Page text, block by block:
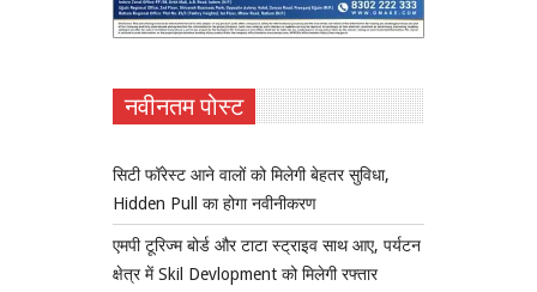
नवीनतम पोस्ट
सिटी फॉरेस्ट आने वालों को मिलेगी बेहतर सुविधा,
Hidden Pull का होगा नवीनीकरण
एमपी टूरिज्म बोर्ड और टाटा स्ट्राइव साथ आए, पर्यटन
क्षेत्र में Skil Devlopment को मिलेगी रफ्तार